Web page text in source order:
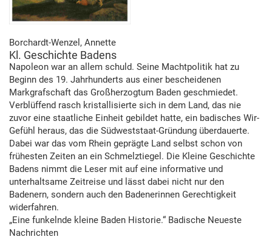
Borchardt-Wenzel, Annette
Kl. Geschichte Badens
Napoleon war an allem schuld. Seine Machtpolitik hat zu
Beginn des 19. Jahrhunderts aus einer bescheidenen
Markgrafschaft das Großherzogtum Baden geschmiedet.
Verblüffend rasch kristallisierte sich in dem Land, das nie
zuvor eine staatliche Einheit gebildet hatte, ein badisches Wir-
Gefühl heraus, das die Südweststaat-Gründung überdauerte.
Dabei war das vom Rhein geprägte Land selbst schon von
frühesten Zeiten an ein Schmelztiegel. Die Kleine Geschichte
Badens nimmt die Leser mit auf eine informative und
unterhaltsame Zeitreise und lässt dabei nicht nur den
Badenern, sondern auch den Badenerinnen Gerechtigkeit
widerfahren.
„Eine funkelnde kleine Baden Historie.“ Badische Neueste
Nachrichten